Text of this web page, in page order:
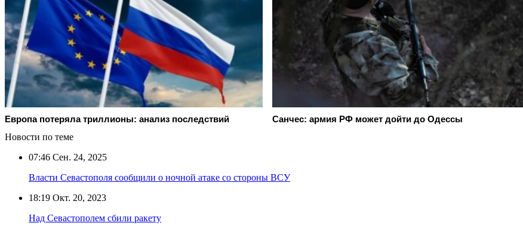
Европа потеряла триллионы: анализ последствий Санчес: армия РФ может дойти до Одессы
Новости по теме
07:46 Сен. 24, 2025
Власти Севастополя сообщили о ночной атаке со стороны ВСУ
18:19 Окт. 20, 2023
Над Севастополем сбили ракету